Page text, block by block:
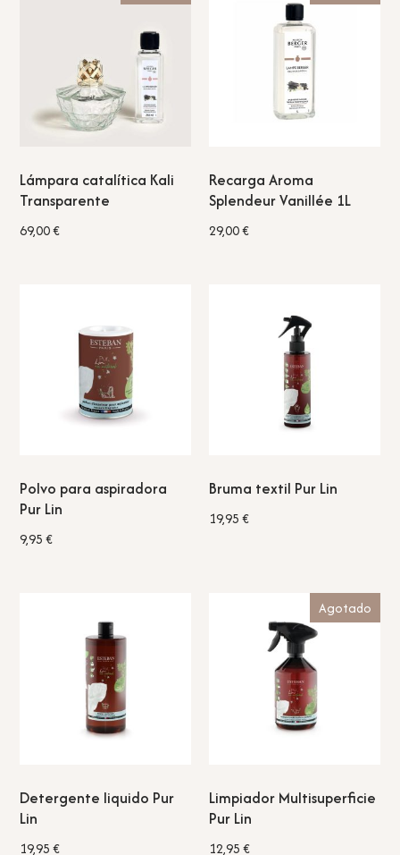
Lámpara catalítica Kali
Transparente
69,00€
Recarga Aroma
Splendeur Vanillée 1L
29,00€
Polvo para aspiradora
Pur Lin
9,95€
Bruma textil Pur Lin
19,95€
Detergente liquido Pur
Lin
19,95€
Limpiador Multisuperficie
Pur Lin
12,95€
Agotado